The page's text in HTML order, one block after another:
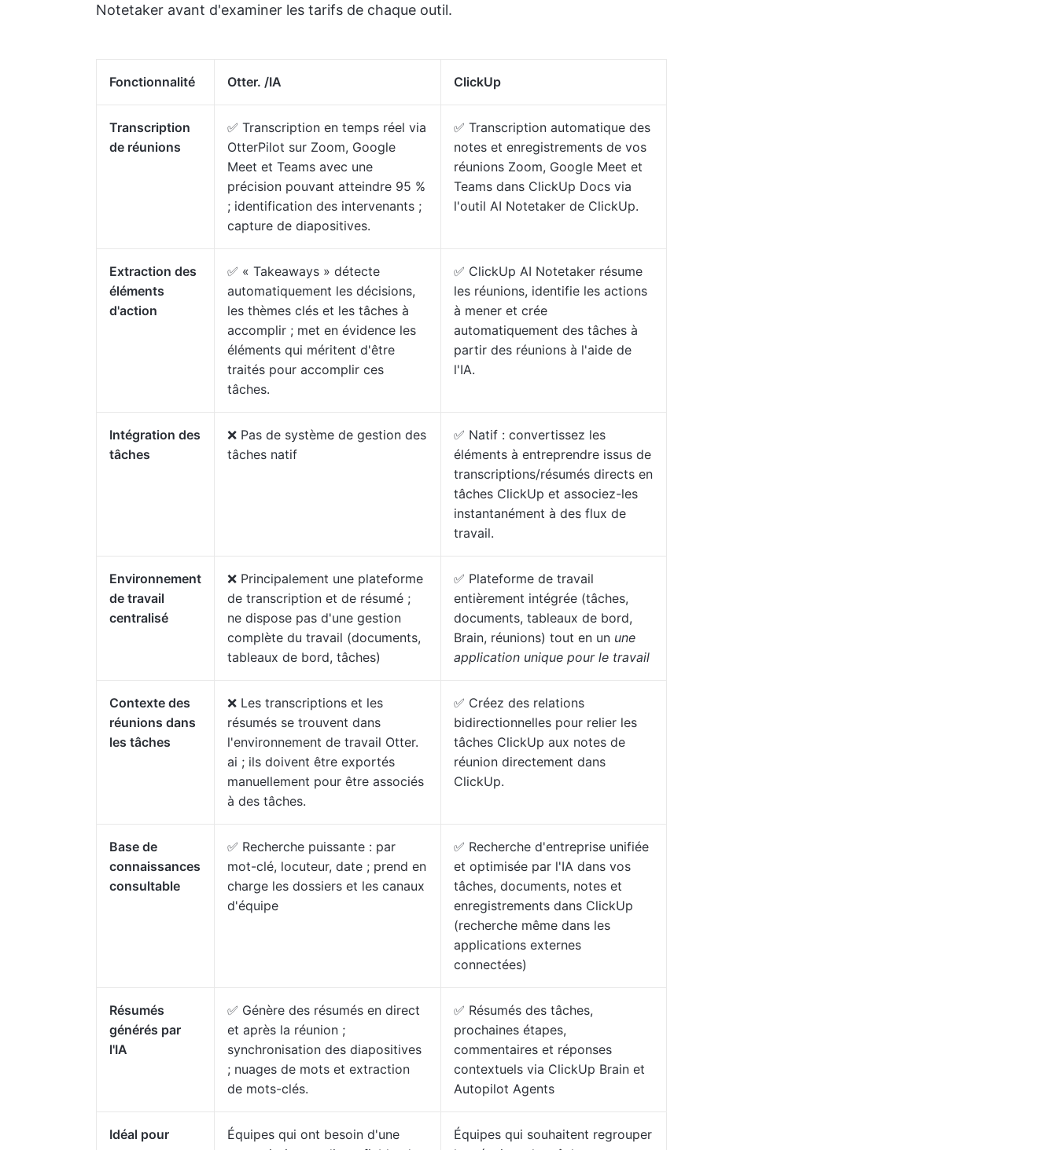
Notetaker avant d'examiner les tarifs de chaque outil.
Fonctionnalité Otter. /IA ClickUp
Transcription
de réunions
✅ Transcription en temps réel via
OtterPilot sur Zoom, Google
Meet et Teams avec une
précision pouvant atteindre 95 %
; identification des intervenants ;
capture de diapositives.
✅ Transcription automatique des
notes et enregistrements de vos
réunions Zoom, Google Meet et
Teams dans ClickUp Docs via
l'outil AI Notetaker de ClickUp.
Extraction des
éléments
d'action
✅ « Takeaways » détecte
automatiquement les décisions,
les thèmes clés et les tâches à
accomplir ; met en évidence les
éléments qui méritent d'être
traités pour accomplir ces
tâches.
✅ ClickUp AI Notetaker résume
les réunions, identifie les actions
à mener et crée
automatiquement des tâches à
partir des réunions à l'aide de
l'IA.
Intégration des
tâches
❌ Pas de système de gestion des
tâches natif
✅ Natif : convertissez les
éléments à entreprendre issus de
transcriptions/résumés directs en
tâches ClickUp et associez-les
instantanément à des flux de
travail.
Environnement
de travail
centralisé
❌ Principalement une plateforme
de transcription et de résumé ;
ne dispose pas d'une gestion
complète du travail (documents,
tableaux de bord, tâches)
✅ Plateforme de travail
entièrement intégrée (tâches,
documents, tableaux de bord,
Brain, réunions) tout en un une
application unique pour le travail
Contexte des
réunions dans
les tâches
❌ Les transcriptions et les
résumés se trouvent dans
l'environnement de travail Otter.
ai ; ils doivent être exportés
manuellement pour être associés
à des tâches.
✅ Créez des relations
bidirectionnelles pour relier les
tâches ClickUp aux notes de
réunion directement dans
ClickUp.
Base de
connaissances
consultable
✅ Recherche puissante : par
mot-clé, locuteur, date ; prend en
charge les dossiers et les canaux
d'équipe
✅ Recherche d'entreprise unifiée
et optimisée par l'IA dans vos
tâches, documents, notes et
enregistrements dans ClickUp
(recherche même dans les
applications externes
connectées)
Résumés
générés par
l'IA
✅ Génère des résumés en direct
et après la réunion ;
synchronisation des diapositives
; nuages de mots et extraction
de mots-clés.
✅ Résumés des tâches,
prochaines étapes,
commentaires et réponses
contextuels via ClickUp Brain et
Autopilot Agents
Idéal pour
Équipes qui ont besoin d'une
Équipes qui souhaitent regrouper